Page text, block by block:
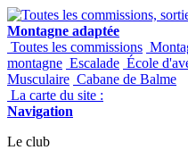
Montagne adaptée
Toutes les commissions
montagne Escalade École
Musculaire Cabane de Balme
La carte du site :
Navigation
Le club
Panneau de gestion des cookies